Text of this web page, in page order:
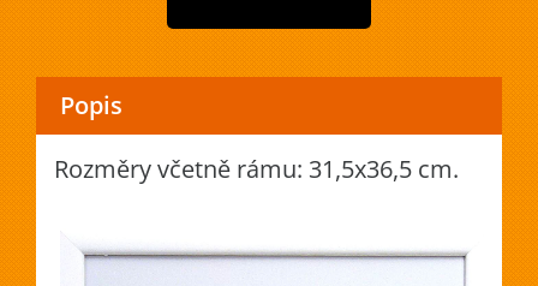
Popis
Rozměry včetně rámu: 31,5x36,5 cm.